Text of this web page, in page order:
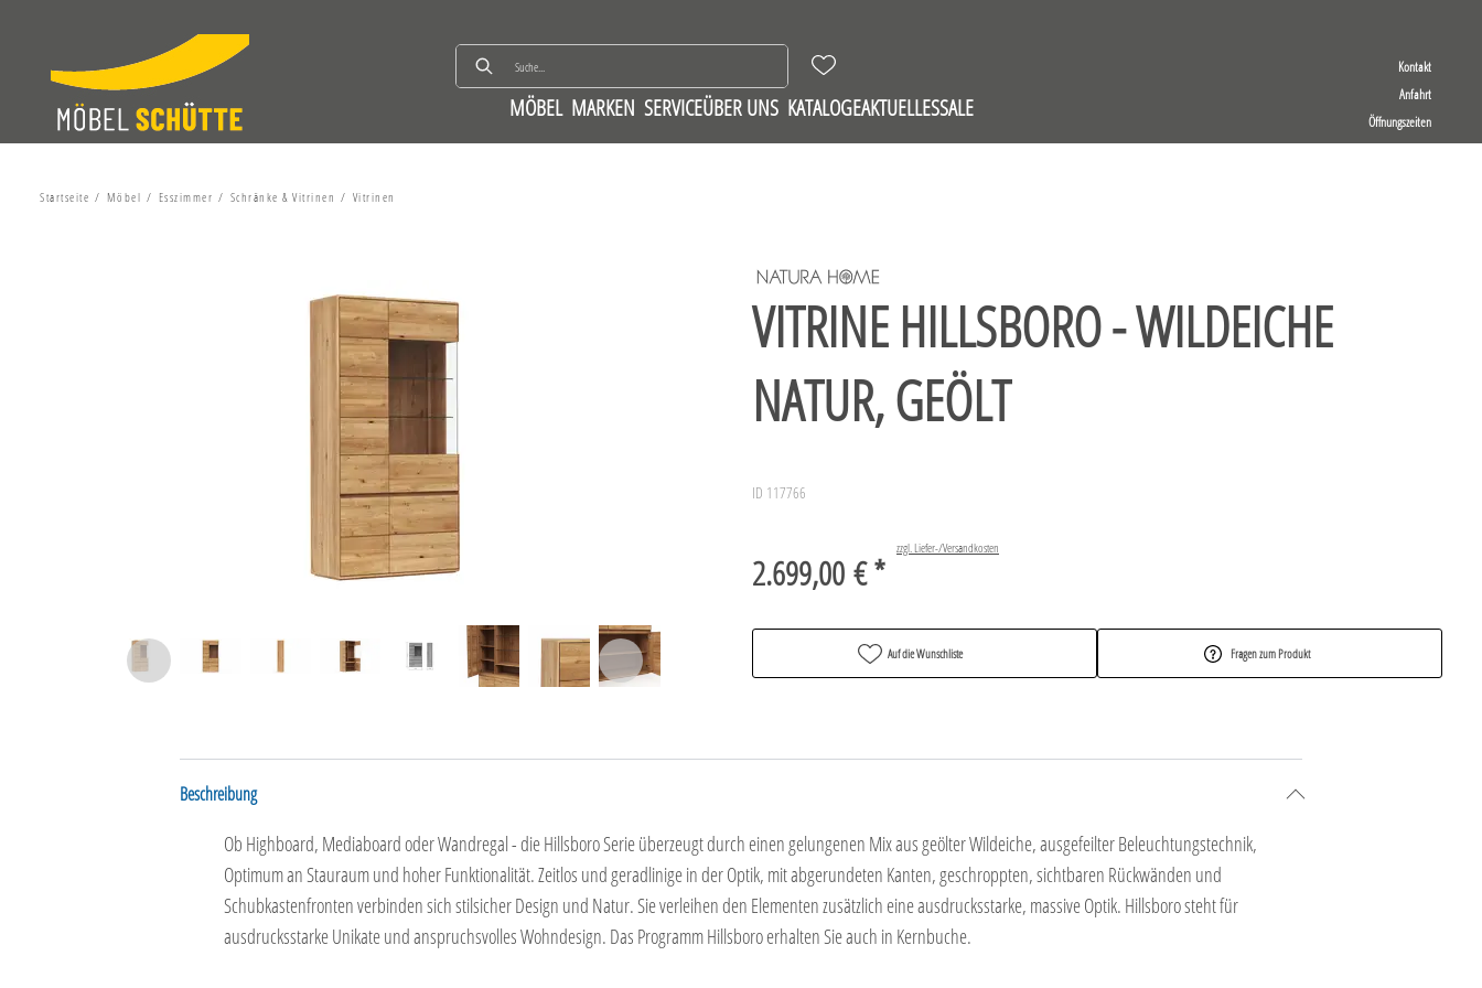
Kontakt
Anfahrt
Öffnungszeiten
MÖBEL MARKEN SERVICEÜBER UNS KATALOGEAKTUELLESSALE
Startseite Möbel Esszimmer Schränke & Vitrinen Vitrinen
VITRINE HILLSBORO - WILDEICHE
NATUR, GEÖLT
ID 117766
2.699,00 € *
zzgl. Liefer-/Versandkosten
Auf die Wunschliste Fragen zum Produkt
Beschreibung
Ob Highboard, Mediaboard oder Wandregal - die Hillsboro Serie überzeugt durch einen gelungenen Mix aus geölter Wildeiche, ausgefeilter Beleuchtungstechnik,
Optimum an Stauraum und hoher Funktionalität. Zeitlos und geradlinige in der Optik, mit abgerundeten Kanten, geschroppten, sichtbaren Rückwänden und
Schubkastenfronten verbinden sich stilsicher Design und Natur. Sie verleihen den Elementen zusätzlich eine ausdrucksstarke, massive Optik. Hillsboro steht für
ausdrucksstarke Unikate und anspruchsvolles Wohndesign. Das Programm Hillsboro erhalten Sie auch in Kernbuche.